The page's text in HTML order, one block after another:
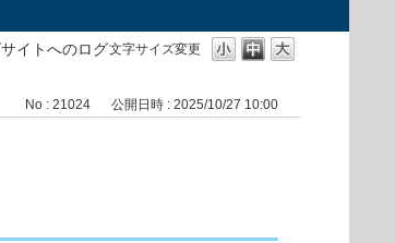
文字サイズ変更
イトへのログ
No : 21024 公開日時 : 2025/10/27 10:00